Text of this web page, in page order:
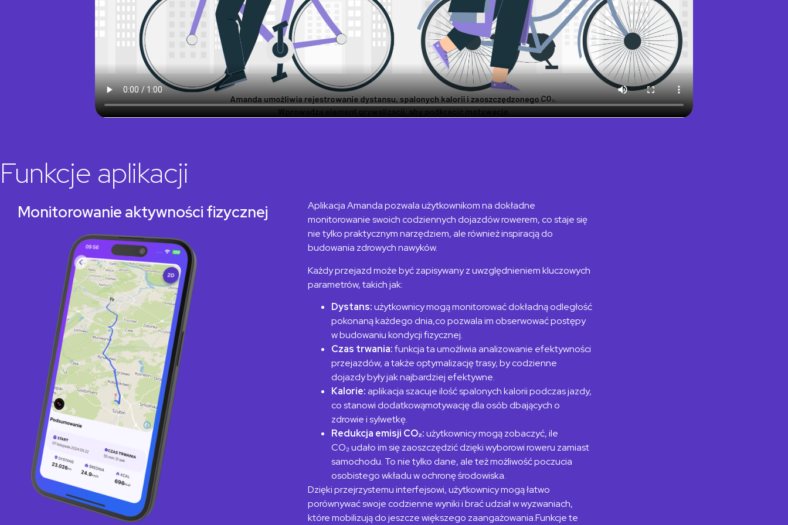
Funkcje aplikacji
Monitorowanie aktywności fizycznej
Aplikacja Amanda pozwala użytkownikom na dokładne
monitorowanie swoich codziennych dojazdów rowerem, co staje się
nie tylko praktycznym narzędziem, ale również inspiracjądo
budowania zdrowych nawyków.
Każdy przejazd może być zapisywany z uwzględnieniemkluczowych
parametrów, takich jak:
Dystans:użytkownicy mogą monitorować dokładną odległość
pokonaną każdego dnia,co pozwala im obserwować postępy
w budowaniu kondycji fizycznej.
Czas trwania:funkcja ta umożliwia analizowanie efektywności
przejazdów, a także optymalizację trasy, by codzienne
dojazdy były jak najbardziej efektywne.
Kalorie:aplikacja szacuje ilość spalonych kalorii podczas jazdy,
co stanowi dodatkowąmotywację dla osób dbających o
zdrowie i sylwetkę.
Redukcja emisji CO₂:użytkownicy mogą zobaczyć, ile
CO₂udało im się zaoszczędzićdzięki wyborowi roweru zamiast
samochodu. To nie tylko dane, ale też możliwośćpoczucia
osobistego wkładu w ochronę środowiska.
Dzięki przejrzystemu interfejsowi, użytkownicy mogą łatwo
porównywać swoje codziennewyniki i brać udział w wyzwaniach,
które mobilizują do jeszcze większego zaangażowania.Funkcje te